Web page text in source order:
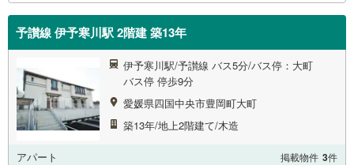
予讃線 伊予寒川駅 2階建 築13年
伊予寒川駅/予讃線 バス5分/バス停：大町
バス停 停歩9分
愛媛県四国中央市豊岡町大町
築13年/地上2階建て/木造
アパート 掲載物件 3件